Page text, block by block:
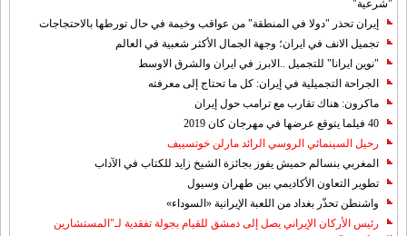
"شرعية"
إيران تحذر "دولا في المنطقة" من عواقب وخيمة في حال تورطها بالاحتجاجات
تجميل الانف في ايران؛ وجهة الجمال الأكثر شعبية في العالم
"نوين ايرانا" للتجميل ..الابرز في ايران والشرق الاوسط
الجراحة التجميلية في إيران: كل ما تحتاج إلى معرفته
ماكرون: هناك تقارب مع ترامب حول إيران
40 فيلما يتوقع عرضها في مهرجان كان 2019
رحيل السينمائي الروسي الرائد مارلن خوتسييف
المغربي بنسالم حميش يفوز بجائزة الشيخ زايد للكتاب في الآداب
تطوير التعاون الأكاديمي بين طهران وسيول
واشنطن تحذّر بغداد من اللعبة الإيرانية «السوداء»
رئيس الأركان الإيراني يصل إلى دمشق للقيام بجولة تفقدية لـ"المستشارين